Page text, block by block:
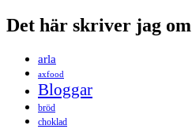
Det här skriver jag om
arla
axfood
Bloggar
bröd
choklad